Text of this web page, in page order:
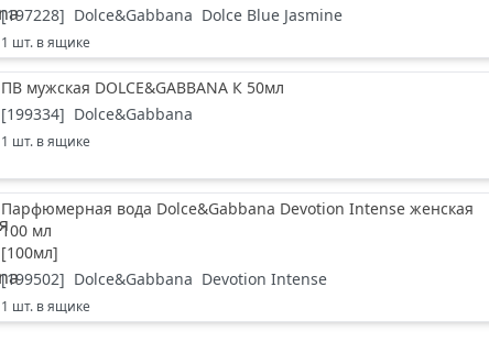
[197228] Dolce&Gabbana Dolce Blue Jasmine
1 шт. в ящике
ПВ мужская DOLCE&GABBANA К 50мл
[199334] Dolce&Gabbana
1 шт. в ящике
Парфюмерная вода Dolce&Gabbana Devotion Intense женская
100 мл
[100мл]
[199502] Dolce&Gabbana Devotion Intense
1 шт. в ящике